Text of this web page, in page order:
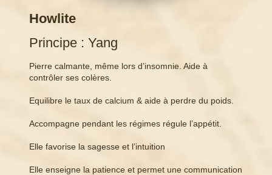
Howlite
Principe : Yang
Pierre calmante, même lors d’insomnie. Aide à
contrôler ses colères.
Equilibre le taux de calcium & aide à perdre du poids.
Accompagne pendant les régimes régule l’appétit.
Elle favorise la sagesse et l’intuition
Elle enseigne la patience et permet une communication